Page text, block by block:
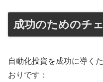
成功のためのチ
自動化投資を成功に導く
おりです：